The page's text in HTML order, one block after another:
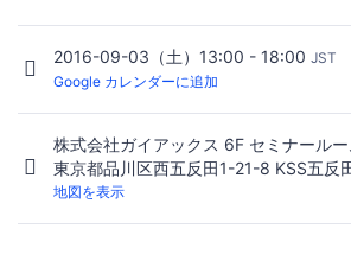
2016-09-03（土）13:00 - 18:00 JST
Google カレンダーに追加
株式会社ガイアックス 6F セミナールー
東京都品川区西五反田1-21-8 KSS五反
地図を表示